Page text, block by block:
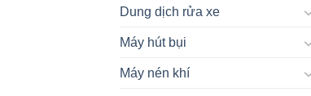
Dung dịch rửa xe
Máy hút bụi
Máy nén khí